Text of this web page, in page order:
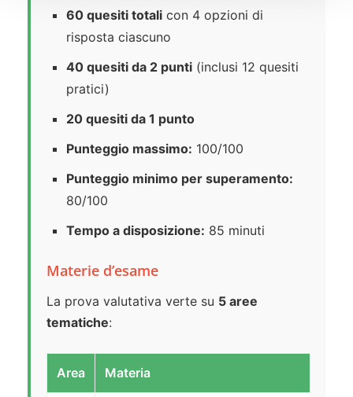
60 quesiti totali con 4 opzioni di
risposta ciascuno
40 quesiti da 2 punti (inclusi 12 quesiti
pratici)
20 quesiti da 1 punto
Punteggio massimo: 100/100
Punteggio minimo per superamento:
80/100
Tempo a disposizione: 85 minuti
Materie d’esame
La prova valutativa verte su 5 aree
tematiche:
Area Materia